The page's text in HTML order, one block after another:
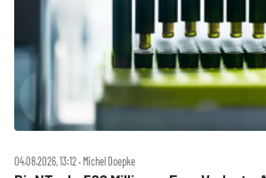
04.08.2026, 13:12 ‧ Michel Doepke